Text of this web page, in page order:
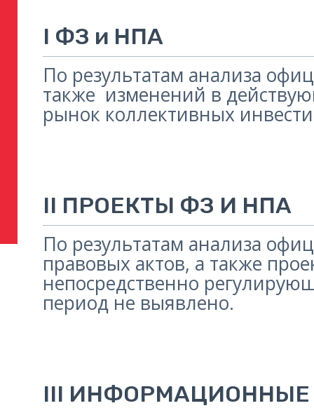
I ФЗ и НПА
По результатам анализа
также изменений в
рынок коллективных
II ПРОЕКТЫ ФЗ И НПА
По результатам анализа
правовых актов, а также
непосредственно
период не выявлено.
III